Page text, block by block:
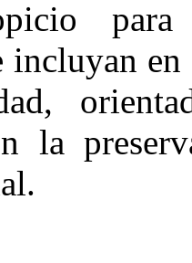
incluyan
la